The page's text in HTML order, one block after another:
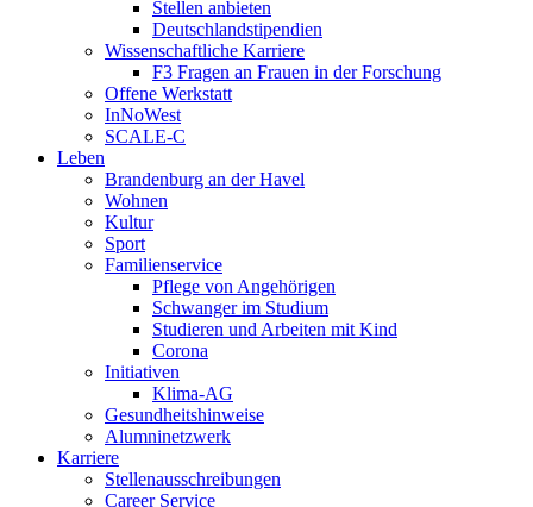
Stellen anbieten
Deutschlandstipendien
Wissenschaftliche Karriere
F3 Fragen an Frauen in der Forschung
Offene Werkstatt
InNoWest
SCALE-C
Leben
Brandenburg an der Havel
Wohnen
Kultur
Sport
Familienservice
Pflege von Angehörigen
Schwanger im Studium
Studieren und Arbeiten mit Kind
Corona
Initiativen
Klima-AG
Gesundheitshinweise
Alumninetzwerk
Karriere
Stellenausschreibungen
Career Service